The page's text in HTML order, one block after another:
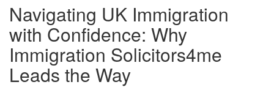
Navigating UK Immigration
with Confidence: Why
Immigration Solicitors4me
Leads the Way